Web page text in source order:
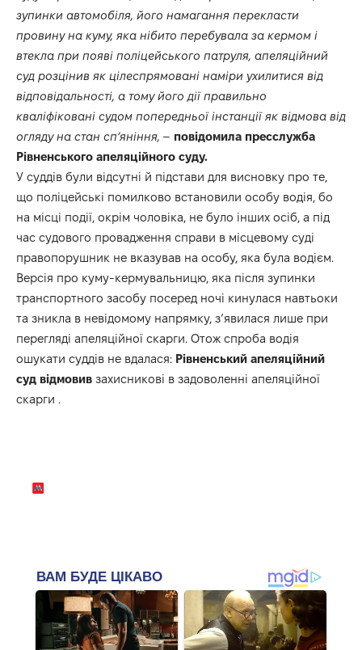
зупинки автомобіля, його намагання перекласти
провину на куму, яка нібито перебувала за кермом і
втекла при появі поліцейського патруля, апеляційний
суд розцінив як цілеспрямовані наміри ухилитися від
відповідальності, а тому його дії правильно
кваліфіковані судом попередньої інстанції як відмова від
огляду на стан сп’яніння, – повідомила пресслужба
Рівненського апеляційного суду.
У суддів були відсутні й підстави для висновку про те,
що поліцейські помилково встановили особу водія, бо
на місці події, окрім чоловіка, не було інших осіб, а під
час судового провадження справи в місцевому суді
правопорушник не вказував на особу, яка була водієм.
Версія про куму-кермувальницю, яка після зупинки
транспортного засобу посеред ночі кинулася навтьоки
та зникла в невідомому напрямку, з’явилася лише при
перегляді апеляційної скарги. Отож спроба водія
ошукати суддів не вдалася: Рівненський апеляційний
суд відмовив захисникові в задоволенні апеляційної
скарги .